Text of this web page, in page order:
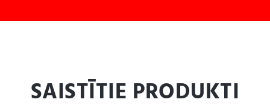
SAISTĪTIE PRODUKTI